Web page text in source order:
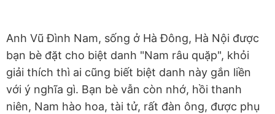
Anh Vũ Đình Nam, sống ở Hà Đông, Hà Nội được
bạn bè đặt cho biệt danh "Nam râu quặp", khỏi
giải thích thì ai cũng biết biệt danh này gắn liền
với ý nghĩa gì. Bạn bè vẫn còn nhớ, hồi thanh
niên, Nam hào hoa, tài tử, rất đàn ông, được phụ